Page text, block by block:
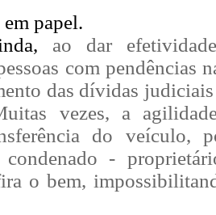
papel.
ao dar
com pendências
das dívidas
vezes, a
do veículo,
-
o bem,